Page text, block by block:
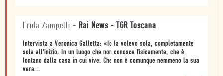
Frida Zampelli - Rai News - TGR Toscana
Intervista a Veronica Galletta: «Io la volevo sola, completamente
sola all'inizio. In un luogo che non conosce fisicamente, che è
lontano dalla casa in cui vive. Che non è comunque nemmeno la sua
vera...